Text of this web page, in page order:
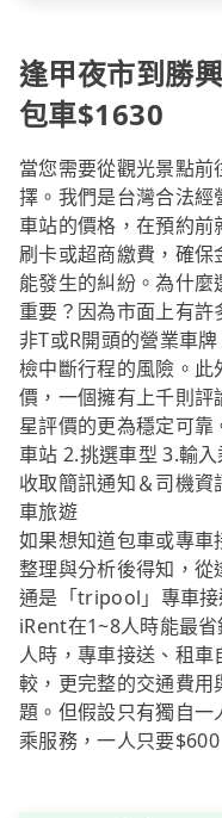
逢甲夜市到勝
包車$1630
當您需要從觀光景點
擇。我們是台灣合法
車站的價格，在預約
刷卡或超商繳費，確
能發生的糾紛。為什
重要？因為市面上有
非T或R開頭的營業車
檢中斷行程的風險。
價，一個擁有上千則
星評價的更為穩定可
車站 2.挑選車型 3.輸
收取簡訊通知＆司機
車旅遊
如果想知道包車或專
整理與分析後得知，
通是「tripool」專車接
iRent在1~8人時能最
人時，專車接送、租
較，更完整的交通費
題。但假設只有獨自
乘服務，一人只要